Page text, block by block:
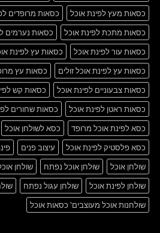
כסאות מעץ לפינת אוכל
כסאות מרופדים
כסאות מתכת לפינת אוכל
כסאות נערמים
כסאות עור לפינת אוכל
כסאות עץ לפינת
כסאות עץ לפינת אוכל זולים
כסאות עץ
כסאות צבעוניים לפינת אוכל
כסאות קש
כסאות ראטן לפינת אוכל
כסאות שחורים
כסא לפינת אוכל מרופד
כסא לשולחן אוכל
כסא פלסטיק לפינת אוכל
עיצוב פנים
שולחן אוכל
שולחן אוכל נפתח שולחן
שולחן לפינת אוכל
שולחן עגול נפתח
שולחנות אוכל מעוצבים' כסאות אוכל